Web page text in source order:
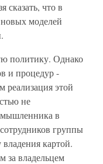
сказать, что в
новых моделей
политику. Однако
и процедур -
реализация этой
не
в
группы
картой.
за владельцем